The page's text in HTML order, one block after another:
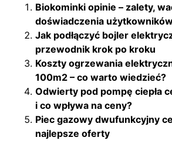
Biokominki opinie – zalety,
doświadczenia
Jak podłączyć bojler
przewodnik krok po kroku
Koszty ogrzewania
100m2 – co warto wiedzieć?
Odwierty pod pompę ciepła
i co wpływa na ceny?
Piec gazowy dwufunkcyjny
najlepsze oferty